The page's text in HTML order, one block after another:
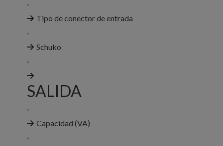
'
Tipo de conector de entrada
'
Schuko
'
SALIDA
'
Capacidad (VA)
'